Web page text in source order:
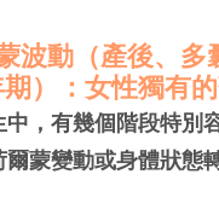
波動（產後、多
）：女性獨有
，有幾個階段特別
蒙變動或身體狀態